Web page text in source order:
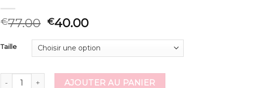
€77.00 €40.00
Taille
quantité de blouson aviateurAJOUTER AU PANIER